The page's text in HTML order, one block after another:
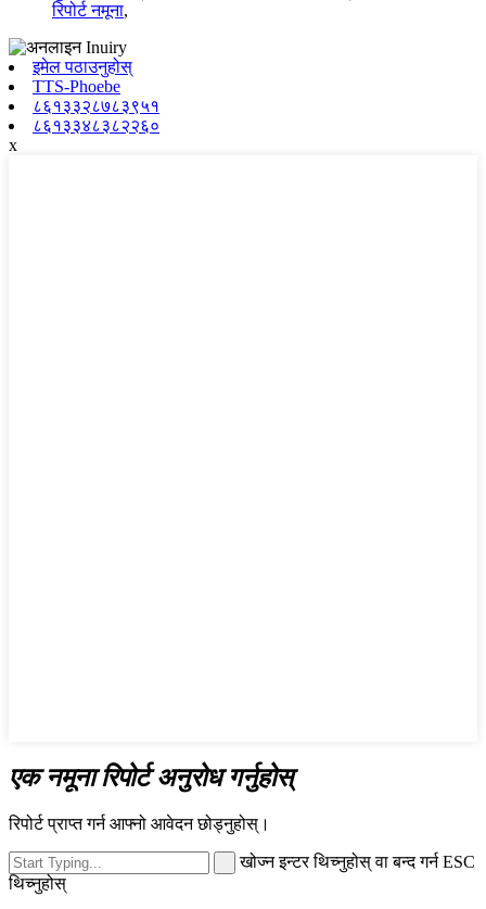
रिपोर्ट नमूना,
इमेल पठाउनुहोस्
TTS-Phoebe
८६१३३२८७८३९५१
८६१३३४८३८२२६०
x
एक नमूना रिपोर्ट अनुरोध गर्नुहोस्
रिपोर्ट प्राप्त गर्न आफ्नो आवेदन छोड्नुहोस्।
खोज्न इन्टर थिच्नुहोस् वा बन्द गर्न ESC
थिच्नुहोस्